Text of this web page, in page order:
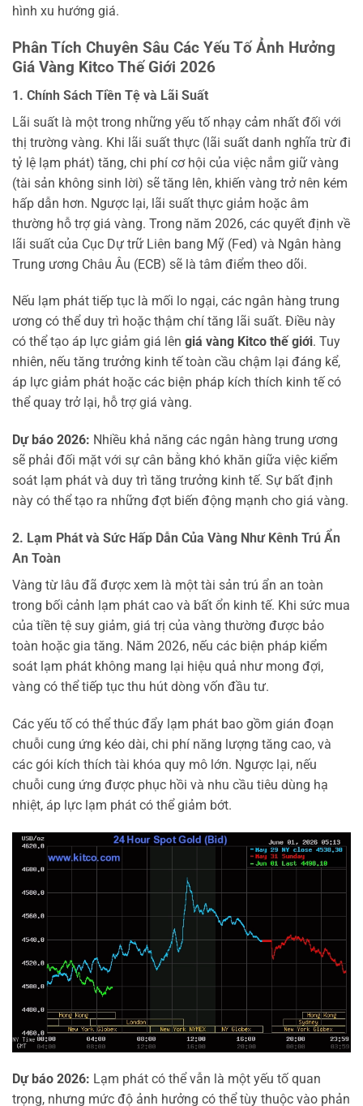
hình xu hướng giá.
Phân Tích Chuyên Sâu Các Yếu Tố Ảnh Hưởng
Giá Vàng Kitco Thế Giới 2026
1. Chính Sách Tiền Tệ và Lãi Suất
Lãi suất là một trong những yếu tố nhạy cảm nhất đối với
thị trường vàng. Khi lãi suất thực (lãi suất danh nghĩa trừ đi
tỷ lệ lạm phát) tăng, chi phí cơ hội của việc nắm giữ vàng
(tài sản không sinh lời) sẽ tăng lên, khiến vàng trở nên kém
hấp dẫn hơn. Ngược lại, lãi suất thực giảm hoặc âm
thường hỗ trợ giá vàng. Trong năm 2026, các quyết định về
lãi suất của Cục Dự trữ Liên bang Mỹ (Fed) và Ngân hàng
Trung ương Châu Âu (ECB) sẽ là tâm điểm theo dõi.
Nếu lạm phát tiếp tục là mối lo ngại, các ngân hàng trung
ương có thể duy trì hoặc thậm chí tăng lãi suất. Điều này
có thể tạo áp lực giảm giá lên giá vàng Kitco thế giới. Tuy
nhiên, nếu tăng trưởng kinh tế toàn cầu chậm lại đáng kể,
áp lực giảm phát hoặc các biện pháp kích thích kinh tế có
thể quay trở lại, hỗ trợ giá vàng.
Dự báo 2026: Nhiều khả năng các ngân hàng trung ương
sẽ phải đối mặt với sự cân bằng khó khăn giữa việc kiểm
soát lạm phát và duy trì tăng trưởng kinh tế. Sự bất định
này có thể tạo ra những đợt biến động mạnh cho giá vàng.
2. Lạm Phát và Sức Hấp Dẫn Của Vàng Như Kênh Trú Ẩn
An Toàn
Vàng từ lâu đã được xem là một tài sản trú ẩn an toàn
trong bối cảnh lạm phát cao và bất ổn kinh tế. Khi sức mua
của tiền tệ suy giảm, giá trị của vàng thường được bảo
toàn hoặc gia tăng. Năm 2026, nếu các biện pháp kiểm
soát lạm phát không mang lại hiệu quả như mong đợi,
vàng có thể tiếp tục thu hút dòng vốn đầu tư.
Các yếu tố có thể thúc đẩy lạm phát bao gồm gián đoạn
chuỗi cung ứng kéo dài, chi phí năng lượng tăng cao, và
các gói kích thích tài khóa quy mô lớn. Ngược lại, nếu
chuỗi cung ứng được phục hồi và nhu cầu tiêu dùng hạ
nhiệt, áp lực lạm phát có thể giảm bớt.
Dự báo 2026: Lạm phát có thể vẫn là một yếu tố quan
trọng, nhưng mức độ ảnh hưởng có thể tùy thuộc vào phản